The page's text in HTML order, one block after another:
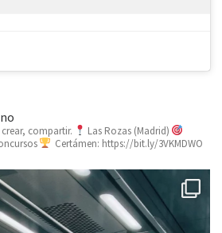
compartir.
Las Rozas (Madrid)
Certámen: https://bit.ly/3VKMDWO